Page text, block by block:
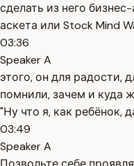
сделать из него
аскета или Stock Mind
03:36
Speaker A
этого, он для радости,
помнили, зачем и куда
"Ну что я, как ребёнок,
03:49
Speaker A